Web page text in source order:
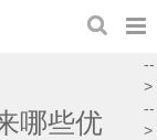
哪些优
--
>
--
>